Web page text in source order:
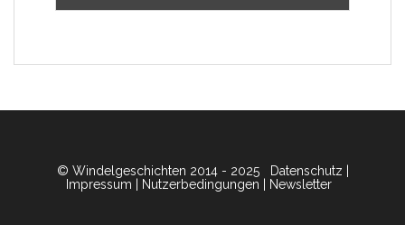
© Windelgeschichten 2014 - 2025 Datenschutz
Impressum
Nutzerbedingungen Newsletter